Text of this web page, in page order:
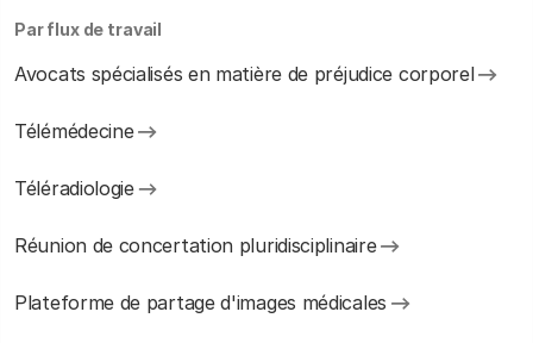
Par flux de travail
Avocats spécialisés en matière de préjudice corporel
Télémédecine
Téléradiologie
Réunion de concertation pluridisciplinaire
Plateforme de partage d'images médicales